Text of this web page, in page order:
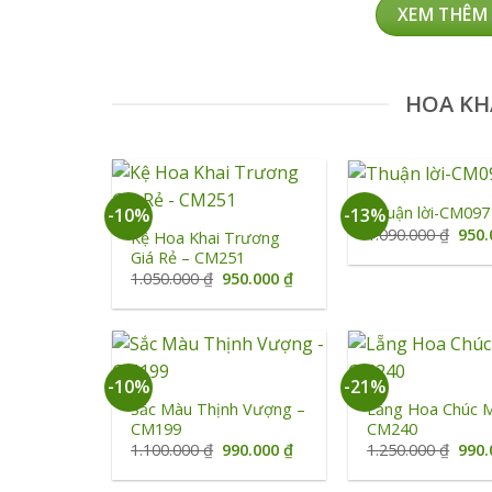
XEM
HOA
-10%
+
Kệ Hoa Khai Trương
Giá Rẻ – CM251
1.050.000₫ Giá
là:
950.000₫Giá
tại
950.000 ₫.
-13%
+
Thuận lời-CM097
1.090.000₫ Giá
là:
-10%
+
Sắc Màu Thịnh Vượng –
CM199
1.100.000₫ Giá
là:
990.000₫Giá
tại
-21%
+
Lẵng Hoa Chúc
CM240
1.250.000₫ Giá
là: